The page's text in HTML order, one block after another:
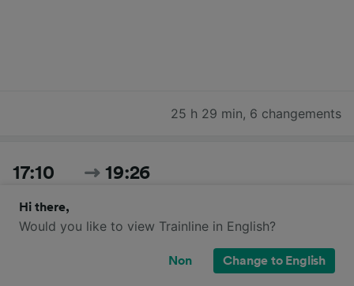
25 h 29 min, 6 changements
17:10 19:26
Hi there,
Would you like to view Trainline in English?
Non Change to English